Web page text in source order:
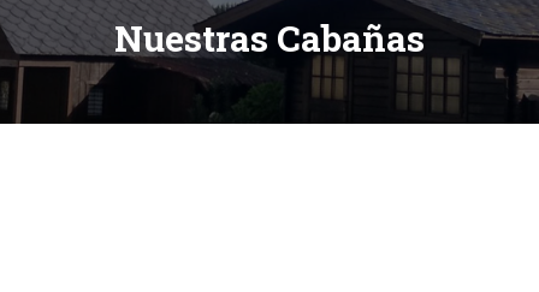
Nuestras Cabañas